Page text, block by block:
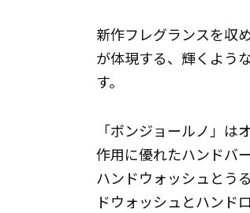
新作フレグランスを収
が体現する、輝くよう
す。
「ボンジョールノ」
作用に優れたハンドバ
ハンドウォッシュとう
ドウォッシュとハンド